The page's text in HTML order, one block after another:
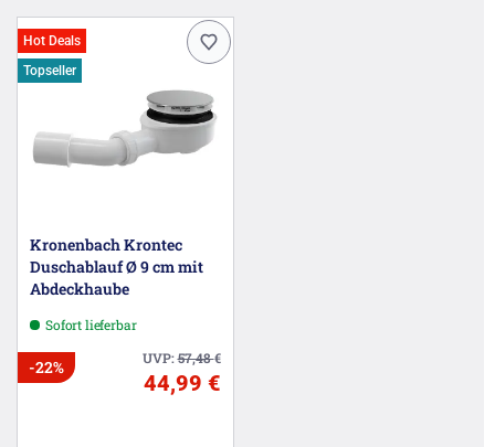
Hot Deals
Topseller
Kronenbach Krontec
Duschablauf Ø 9 cm mit
Abdeckhaube
Sofort lieferbar
UVP:57,48€
-22%
44,99 €